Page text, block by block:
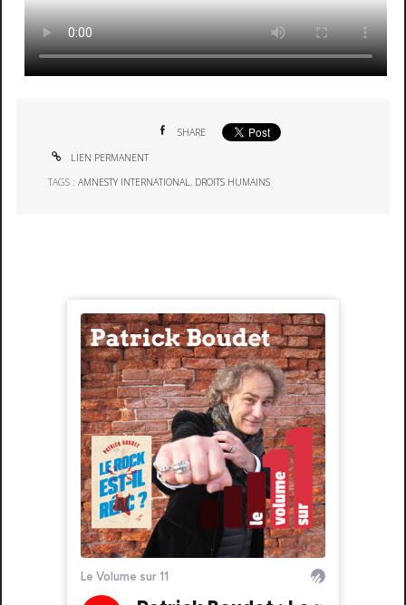
SHARE
LIEN PERMANENT
TAGS :AMNESTY INTERNATIONAL, DROITS HUMAINS